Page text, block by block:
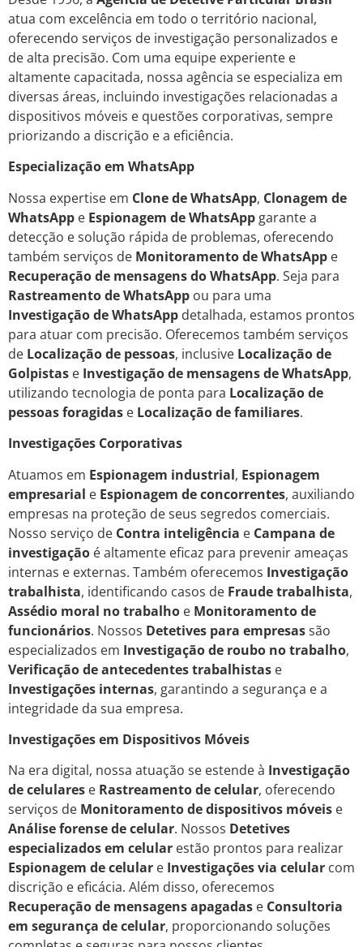
atua com excelência em todo o território nacional,
oferecendo serviços de investigação personalizados e
de alta precisão. Com uma equipe experiente e
altamente capacitada, nossa agência se especializa em
diversas áreas, incluindo investigações relacionadas a
dispositivos móveis e questões corporativas, sempre
priorizando a discrição e a eficiência.
Especialização em WhatsApp
Nossa expertise em Clone de WhatsApp, Clonagem de
WhatsApp e Espionagem de WhatsApp garante a
detecção e solução rápida de problemas, oferecendo
também serviços de Monitoramento de WhatsApp e
Recuperação de mensagens do WhatsApp. Seja para
Rastreamento de WhatsApp ou para uma
Investigação de WhatsApp detalhada, estamos prontos
para atuar com precisão. Oferecemos também serviços
de Localização de pessoas, inclusive Localização de
Golpistas e Investigação de mensagens de WhatsApp,
utilizando tecnologia de ponta para Localização de
pessoas foragidas e Localização de familiares.
Investigações Corporativas
Atuamos em Espionagem industrial, Espionagem
empresarial e Espionagem de concorrentes, auxiliando
empresas na proteção de seus segredos comerciais.
Nosso serviço de Contra inteligência e Campana de
investigação é altamente eficaz para prevenir ameaças
internas e externas. Também oferecemos Investigação
trabalhista, identificando casos de Fraude trabalhista,
Assédio moral no trabalho e Monitoramento de
funcionários. Nossos Detetives para empresassão
especializados em Investigação de roubo no trabalho,
Verificação de antecedentes trabalhistas e
Investigações internas, garantindo a segurança e a
integridade da sua empresa.
Investigações em Dispositivos Móveis
Na era digital, nossa atuação se estende à Investigação
de celulares e Rastreamento de celular, oferecendo
serviços de Monitoramento de dispositivos móveis e
Análise forense de celular. Nossos Detetives
especializados em celular estão prontos para realizar
Espionagem de celular e Investigações via celular com
discrição e eficácia. Além disso, oferecemos
Recuperação de mensagens apagadas e Consultoria
em segurança de celular, proporcionando soluções